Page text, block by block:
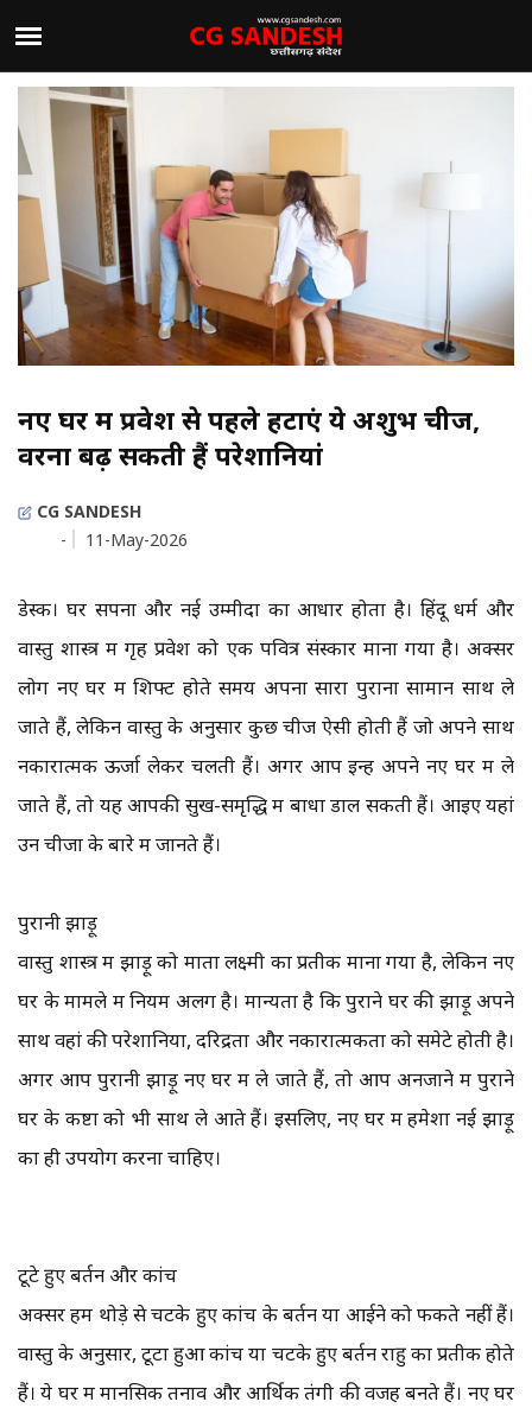
नए घर में प्रवेश से पहले हटाएं ये अशुभ चीजें,
वरना बढ़ सकती हैं परेशानियां
CG SANDESH
-
11-May-2026
डेस्क। घर सपनों और नई उम्मीदों का आधार होता है। हिंदू धर्म और
वास्तु शास्त्र में गृह प्रवेश को एक पवित्र संस्कार माना गया है। अक्सर
लोग नए घर में शिफ्ट होते समय अपना सारा पुराना सामान साथ ले
जाते हैं, लेकिन वास्तु के अनुसार कुछ चीजें ऐसी होती हैं जो अपने साथ
नकारात्मक ऊर्जा लेकर चलती हैं। अगर आप इन्हें अपने नए घर में ले
जाते हैं, तो यह आपकी सुख-समृद्धि में बाधा डाल सकती हैं। आइए यहां
उन चीजों के बारे में जानते हैं।
पुरानी झाड़ू
वास्तु शास्त्र में झाड़ू को माता लक्ष्मी का प्रतीक माना गया है, लेकिन नए
घर के मामले में नियम अलग है। मान्यता है कि पुराने घर की झाड़ू अपने
साथ वहां की परेशानियों, दरिद्रता और नकारात्मकता को समेटे होती है।
अगर आप पुरानी झाड़ू नए घर में ले जाते हैं, तो आप अनजाने में पुराने
घर के कष्टों को भी साथ ले आते हैं। इसलिए, नए घर में हमेशा नई झाड़ू
का ही उपयोग करना चाहिए।
टूटे हुए बर्तन और कांच
अक्सर हम थोड़े से चटके हुए कांच के बर्तन या आईने को फेंकते नहीं हैं।
वास्तु के अनुसार, टूटा हुआ कांच या चटके हुए बर्तन राहु का प्रतीक होते
हैं। ये घर में मानसिक तनाव और आर्थिक तंगी की वजह बनते हैं। नए घर